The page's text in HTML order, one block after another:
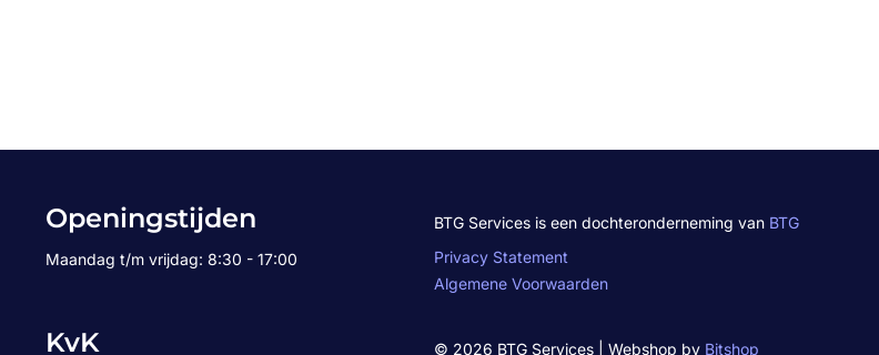
Openingstijden
Maandag t/m vrijdag: 8:30 - 17:00
KvK
BTG Services is een dochteronderneming van BTG
Privacy Statement
Algemene Voorwaarden
© 2026 BTG Services | Webshop by Bitshop